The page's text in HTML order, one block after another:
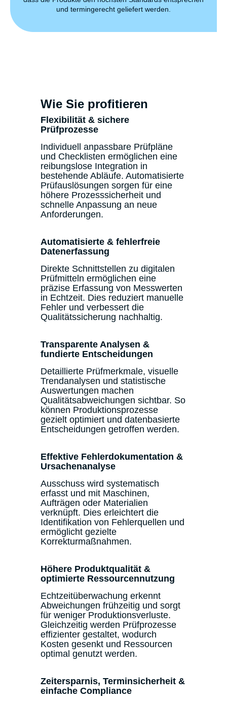
und termingerecht geliefert werden.
Wie Sie profitieren
Flexibilität & sichere
Prüfprozesse
Individuell anpassbare Prüfpläne
und Checklisten ermöglichen eine
reibungslose Integration in
bestehende Abläufe. Automatisierte
Prüfauslösungen sorgen für eine
höhere Prozesssicherheit und
schnelle Anpassung an neue
Anforderungen.
Automatisierte & fehlerfreie
Datenerfassung
Direkte Schnittstellen zu digitalen
Prüfmitteln ermöglichen eine
präzise Erfassung von Messwerten
in Echtzeit. Dies reduziert manuelle
Fehler und verbessert die
Qualitätssicherung nachhaltig.
Transparente Analysen &
fundierte Entscheidungen
Detaillierte Prüfmerkmale, visuelle
Trendanalysen und statistische
Auswertungen machen
Qualitätsabweichungen sichtbar. So
können Produktionsprozesse
gezielt optimiert und datenbasierte
Entscheidungen getroffen werden.
Effektive Fehlerdokumentation &
Ursachenanalyse
Ausschuss wird systematisch
erfasst und mit Maschinen,
Aufträgen oder Materialien
verknüpft. Dies erleichtert die
Identifikation von Fehlerquellen und
ermöglicht gezielte
Korrekturmaßnahmen.
Höhere Produktqualität &
optimierte Ressourcennutzung
Echtzeitüberwachung erkennt
Abweichungen frühzeitig und sorgt
für weniger Produktionsverluste.
Gleichzeitig werden Prüfprozesse
effizienter gestaltet, wodurch
Kosten gesenkt und Ressourcen
optimal genutzt werden.
Zeitersparnis, Terminsicherheit &
einfache Compliance